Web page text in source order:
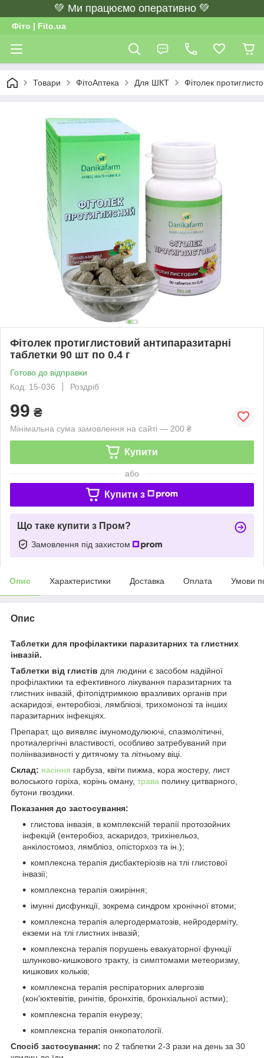
💚 Ми працюємо оперативно 💚
Фіто | Fito.ua
Товари ФітоАптека Для ШКТ Фітолек
Фітолек протиглистовий антипаразитарні
таблетки 90 шт по 0.4 г
Готово до відправки
Код: 15-036
Роздріб
99 ₴
Мінімальна сума замовлення на сайті — 200 ₴
Купити
або
Купити з
Що таке купити з Пром?
Замовлення під захистом
Опис Характеристики Доставка Оплата Умови
Опис
Таблетки для профілактики паразитарних та глистних
інвазій.
Таблетки від глистів для людини є засобом надійної
профілактики та ефективного лікування паразитарних та
глистних інвазій, фітопідтримкою вразливих органів при
аскаридозі, ентеробіозі, лямбліозі, трихомонозі та інших
паразитарних інфекціях.
Препарат, що виявляє імуномодулюючі, спазмолітичні,
протиалергічні властивості, особливо затребуваний при
поліінвазивності у дитячому та літньому віці.
Склад: насіння гарбуза, квіти пижма, кора жостеру, лист
волоського горіха, корінь оману, трава полину цитварного,
бутони гвоздики.
Показання до застосування:
глистова інвазія, в комплексній терапії протозойних
інфекцій (ентеробіоз, аскаридоз, трихінельоз,
анкілостомоз, лямбліоз, опісторхоз та ін.);
комплексна терапія дисбактеріозів на тлі глистової
інвазії;
комплексна терапія ожиріння;
імунні дисфункції, зокрема синдром хронічної втоми;
комплексна терапія алергодерматозів, нейродерміту,
екземи на тлі глистних інвазій;
комплексна терапія порушень евакуаторної функції
шлунково-кишкового тракту, із симптомами метеоризму,
кишкових кольків;
комплексна терапія респіраторних алергозів
(кон'юктевітів, ринітів, бронхітів, бронхіальної астми);
комплексна терапія енурезу;
комплексна терапія онкопатології.
Спосіб застосування: по 2 таблетки 2-3 рази на день за 30